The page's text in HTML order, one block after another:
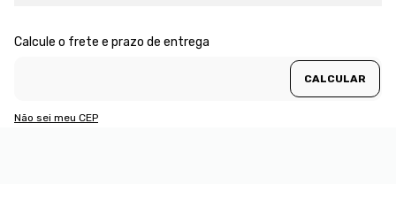
Não sei meu CEP